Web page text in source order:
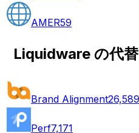
AMER59
Liquidware の代
Brand Alignment26,589
Perf7,171